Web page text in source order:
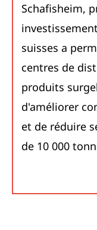
Schafisheim,
suisses a
centres de
produits
d'améliorer
et de réduire
de 10 000